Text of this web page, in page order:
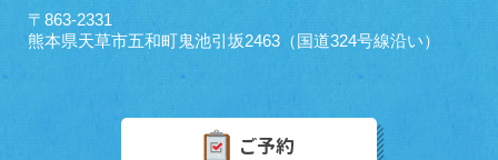
〒863-2331
熊本県天草市五和町鬼池引坂2463（国道324号線沿い）
ご予約